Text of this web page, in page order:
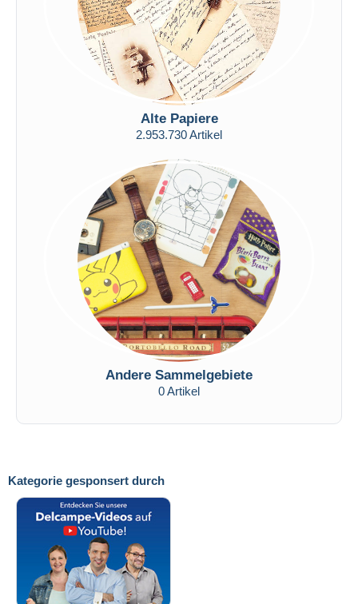
Kategorie gesponsert durch
Alte Papiere
2.953.730 Artikel
Andere Sammelgebiete
0 Artikel